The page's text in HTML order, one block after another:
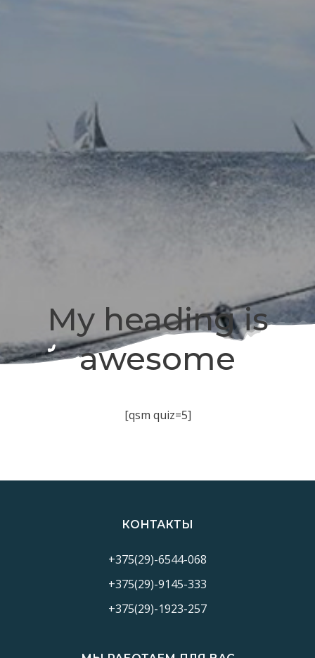
My heading is
awesome
[qsm quiz=5]
КОНТАКТЫ
+375(29)-6544-068
+375(29)-9145-333
+375(29)-1923-257